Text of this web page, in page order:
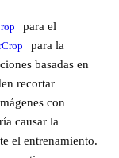
para el
para la
basadas en
recortar
con
causar la
el entrenamiento.